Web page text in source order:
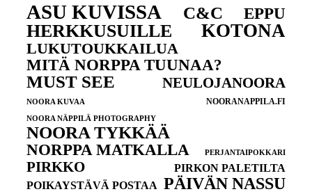
ASU KUVISSA C&C EPPU
HERKKUSUILLE KOTONA
LUKUTOUKKAILUA
MITÄ NORPPA TUUNAA?
MUST SEE NEULOJANOORA
NOORA KUVAA NOORANAPPILA.FI
NOORA NÄPPILÄ PHOTOGRAPHY
NOORA TYKKÄÄ
NORPPA MATKALLA PERJANTAIPOKKARI
PIRKKO
PIRKON PALETILTA
POIKAYSTÄVÄ POSTAA PÄIVÄN NASSU